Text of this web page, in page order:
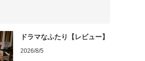
ドラマなふたり【レビュー】
2026/8/5